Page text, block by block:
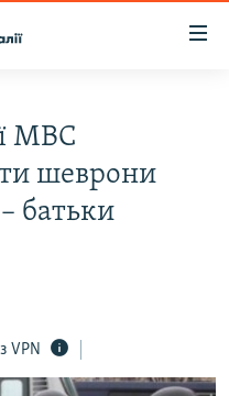
МВС
шеврони
батьки
VPN